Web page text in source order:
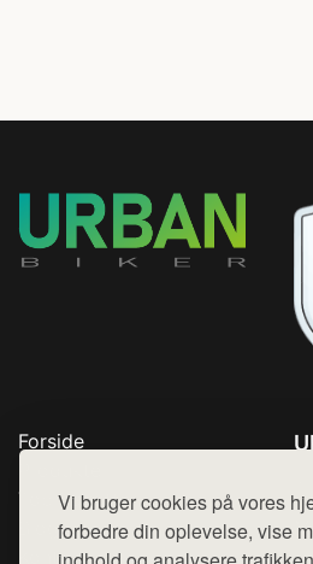
Vi bruger cookies på vores
forbedre din oplevelse, vise
Forside
Top Rabatter
Blog
Kontakt